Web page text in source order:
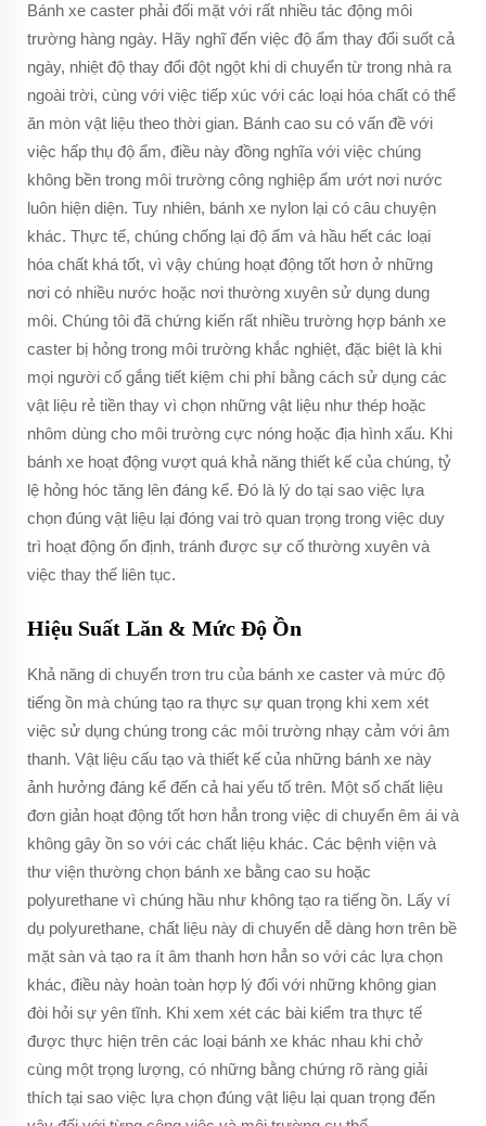
Bánh xe caster phải đối mặt với rất nhiều tác động môi
trường hàng ngày. Hãy nghĩ đến việc độ ẩm thay đổi suốt cả
ngày, nhiệt độ thay đổi đột ngột khi di chuyển từ trong nhà ra
ngoài trời, cùng với việc tiếp xúc với các loại hóa chất có thể
ăn mòn vật liệu theo thời gian. Bánh cao su có vấn đề với
việc hấp thụ độ ẩm, điều này đồng nghĩa với việc chúng
không bền trong môi trường công nghiệp ẩm ướt nơi nước
luôn hiện diện. Tuy nhiên, bánh xe nylon lại có câu chuyện
khác. Thực tế, chúng chống lại độ ẩm và hầu hết các loại
hóa chất khá tốt, vì vậy chúng hoạt động tốt hơn ở những
nơi có nhiều nước hoặc nơi thường xuyên sử dụng dung
môi. Chúng tôi đã chứng kiến rất nhiều trường hợp bánh xe
caster bị hỏng trong môi trường khắc nghiệt, đặc biệt là khi
mọi người cố gắng tiết kiệm chi phí bằng cách sử dụng các
vật liệu rẻ tiền thay vì chọn những vật liệu như thép hoặc
nhôm dùng cho môi trường cực nóng hoặc địa hình xấu. Khi
bánh xe hoạt động vượt quá khả năng thiết kế của chúng, tỷ
lệ hỏng hóc tăng lên đáng kể. Đó là lý do tại sao việc lựa
chọn đúng vật liệu lại đóng vai trò quan trọng trong việc duy
trì hoạt động ổn định, tránh được sự cố thường xuyên và
việc thay thế liên tục.
Hiệu Suất Lăn & Mức Độ Ồn
Khả năng di chuyển trơn tru của bánh xe caster và mức độ
tiếng ồn mà chúng tạo ra thực sự quan trọng khi xem xét
việc sử dụng chúng trong các môi trường nhạy cảm với âm
thanh. Vật liệu cấu tạo và thiết kế của những bánh xe này
ảnh hưởng đáng kể đến cả hai yếu tố trên. Một số chất liệu
đơn giản hoạt động tốt hơn hẳn trong việc di chuyển êm ái và
không gây ồn so với các chất liệu khác. Các bệnh viện và
thư viện thường chọn bánh xe bằng cao su hoặc
polyurethane vì chúng hầu như không tạo ra tiếng ồn. Lấy ví
dụ polyurethane, chất liệu này di chuyển dễ dàng hơn trên bề
mặt sàn và tạo ra ít âm thanh hơn hẳn so với các lựa chọn
khác, điều này hoàn toàn hợp lý đối với những không gian
đòi hỏi sự yên tĩnh. Khi xem xét các bài kiểm tra thực tế
được thực hiện trên các loại bánh xe khác nhau khi chở
cùng một trọng lượng, có những bằng chứng rõ ràng giải
thích tại sao việc lựa chọn đúng vật liệu lại quan trọng đến